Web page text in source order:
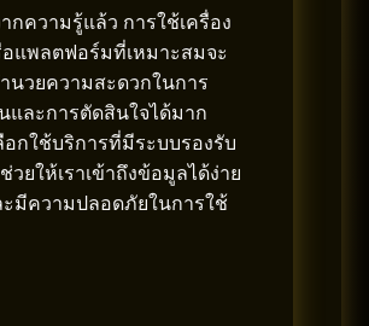
กความรู้แล้ว การใช้เครื่อง
แพลตฟอร์มที่เหมาะสมจะ
นวยความสะดวกในการ
และการตัดสินใจได้มาก
อกใช้บริการที่มีระบบรองรับ
วยให้เราเข้าถึงข้อมูลได้ง่าย
มีความปลอดภัยในการใช้